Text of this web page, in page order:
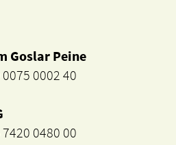
Goslar Peine
0002 40
0480 00